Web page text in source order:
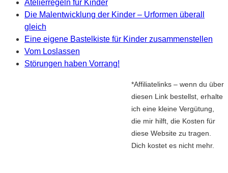
Atelierregeln für Kinder
Die Malentwicklung der Kinder – Urformen überall
gleich
Eine eigene Bastelkiste für Kinder zusammenstellen
Vom Loslassen
Störungen haben Vorrang!
*Affiliatelinks – wenn du über
diesen Link bestellst, erhalte
ich eine kleine Vergütung,
die mir hilft, die Kosten für
diese Website zu tragen.
Dich kostet es nicht mehr.